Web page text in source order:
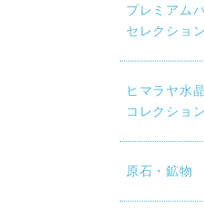
プレミアム
セレクション
ヒマラヤ水晶
コレクション
原石・鉱物